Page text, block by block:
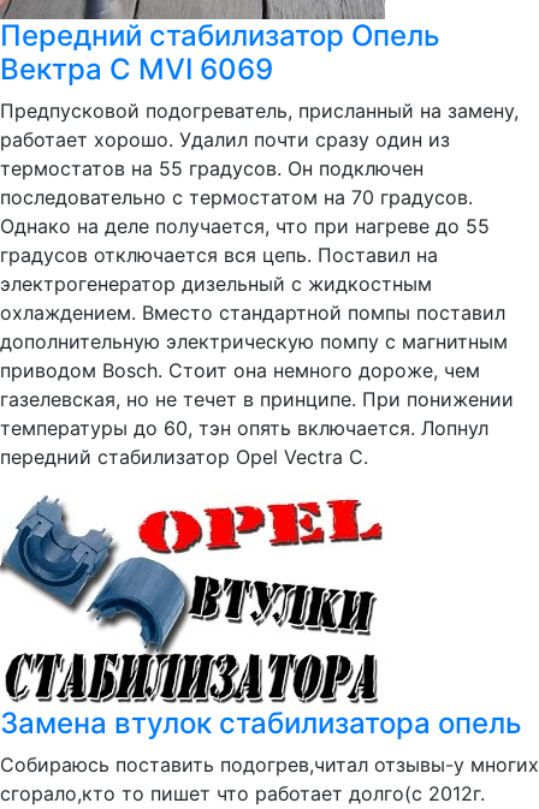
Передний стабилизатор Опель
Вектра С MVI 6069
Предпусковой подогреватель, присланный на замену,
работает хорошо. Удалил почти сразу один из
термостатов на 55 градусов. Он подключен
последовательно с термостатом на 70 градусов.
Однако на деле получается, что при нагреве до 55
градусов отключается вся цепь. Поставил на
электрогенератор дизельный с жидкостным
охлаждением. Вместо стандартной помпы поставил
дополнительную электрическую помпу с магнитным
приводом Bosch. Стоит она немного дороже, чем
газелевская, но не течет в принципе. При понижении
температуры до 60, тэн опять включается. Лопнул
передний стабилизатор Opel Vectra C.
Замена втулок стабилизатора опель
Собираюсь поставить подогрев,читал отзывы-у многих
сгорало,кто то пишет что работает долго(с 2012г.